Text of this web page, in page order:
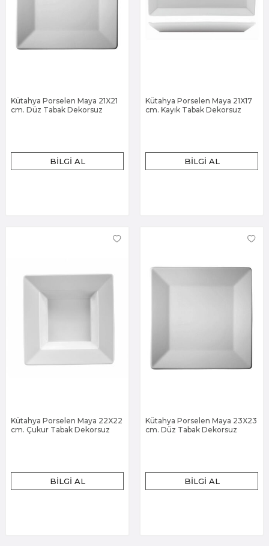
Kütahya Porselen Maya 21X21
cm. Düz Tabak Dekorsuz
BILGI AL
Kütahya Porselen Maya 21X17
cm. Kayık Tabak Dekorsuz
BILGI AL
Kütahya Porselen Maya 22X22
cm. Çukur Tabak Dekorsuz
BILGI AL
Kütahya Porselen Maya 23X23
cm. Düz Tabak Dekorsuz
BILGI AL